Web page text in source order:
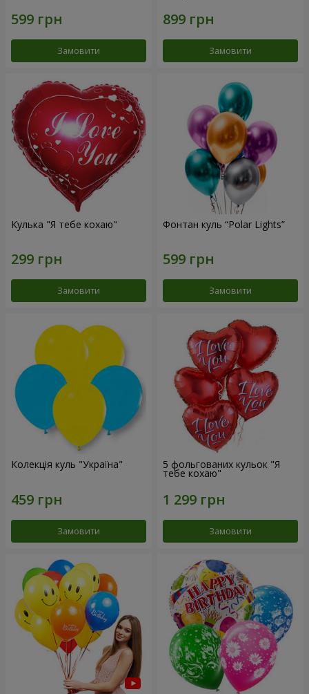
Замовити Замовити
Кулька "Я тебе кохаю"
Замовити
Фонтан куль “Polar Lights”
Замовити
Колекція куль "Україна"
Замовити
5 фольгованих кульок "Я
тебе кохаю"
Замовити